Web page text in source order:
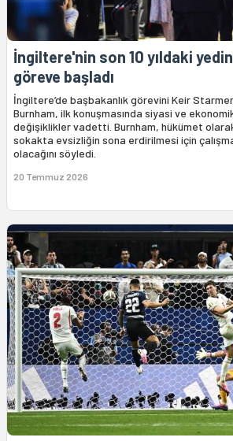
İngiltere'nin son 10 yıldaki
göreve başladı
İngiltere’de başbakanlık görevini Keir
Burnham, ilk konuşmasında siyasi ve
değişiklikler vadetti. Burnham, hükümet
sokakta evsizliğin sona erdirilmesi için
olacağını söyledi.
20 Temmuz 2026